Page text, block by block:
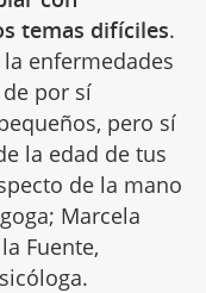
temas difíciles.
la enfermedades
por sí
pero sí
la edad de tus
de la mano
Marcela
Fuente,